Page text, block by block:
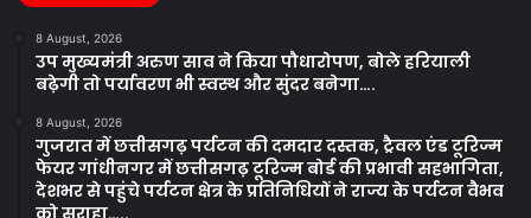
8 August, 2026
उप मुख्यमंत्री अरुण साव ने किया पौधारोपण, बोले हरियाली
बढ़ेगी तो पर्यावरण भी स्वस्थ और सुंदर बनेगा….
8 August, 2026
गुजरात में छत्तीसगढ़ पर्यटन की दमदार दस्तक, ट्रैवल एंड टूरिज्म
फेयर गांधीनगर में छत्तीसगढ़ टूरिज्म बोर्ड की प्रभावी सहभागिता,
देशभर से पहुंचे पर्यटन क्षेत्र के प्रतिनिधियों ने राज्य के पर्यटन वैभव
को सराहा…..